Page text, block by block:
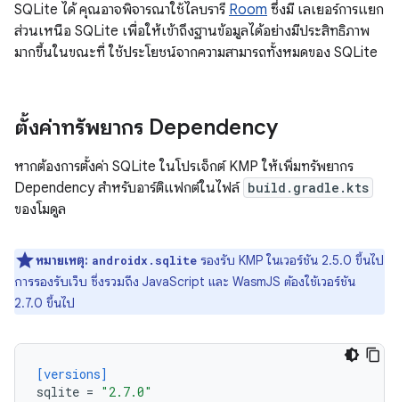
SQLite ได้ คุณอาจพิจารณาใช้ไลบรารี Room ซึ่งมี เลเยอร์การแยก
ส่วนเหนือ SQLite เพื่อให้เข้าถึงฐานข้อมูลได้อย่างมีประสิทธิภาพ
มากขึ้นในขณะที่ ใช้ประโยชน์จากความสามารถทั้งหมดของ SQLite
ตั้งค่าทรัพยากร Dependency
หากต้องการตั้งค่า SQLite ในโปรเจ็กต์ KMP ให้เพิ่มทรัพยากร
Dependency สำหรับอาร์ติแฟกต์ในไฟล์ build.gradle.kts
ของโมดูล
หมายเหตุ: androidx.sqlite รองรับ KMP ในเวอร์ชัน 2.5.0 ขึ้นไป
การรองรับเว็บ ซึ่งรวมถึง JavaScript และ WasmJS ต้องใช้เวอร์ชัน
2.7.0 ขึ้นไป
[versions]
sqlite = "2.7.0"